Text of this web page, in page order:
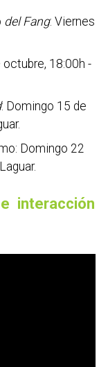
del Fang: Viernes
octubre, 18:00h -
: Domingo 15 de
Domingo 22
interacción